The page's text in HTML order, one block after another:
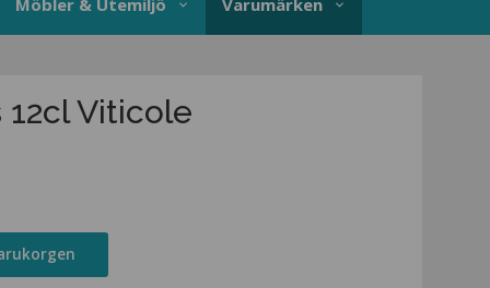
Möbler & Utemiljö Varumärken
Viticole